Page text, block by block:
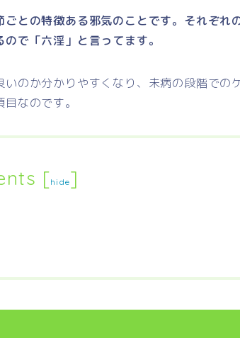
ごとの特徴ある邪気のことです。それぞれ
で「六淫」と言ってます。
のか分かりやすくなり、未病の段階での
なのです。
[hide]